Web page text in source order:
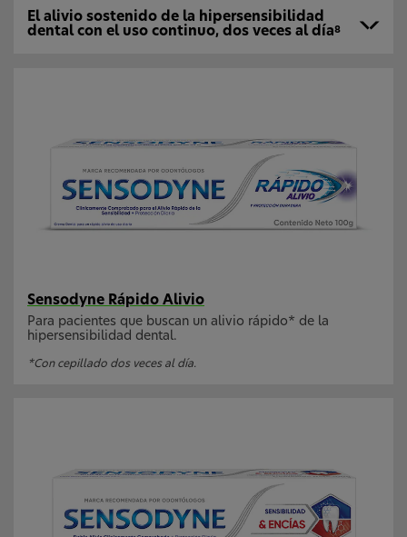
El alivio sostenido de la hipersensibilidad
dental con el uso continuo, dos veces al día8
Sensodyne Rápido Alivio
Para pacientes que buscan un alivio rápido* de la
hipersensibilidad dental.
*Con cepillado dos veces al día.